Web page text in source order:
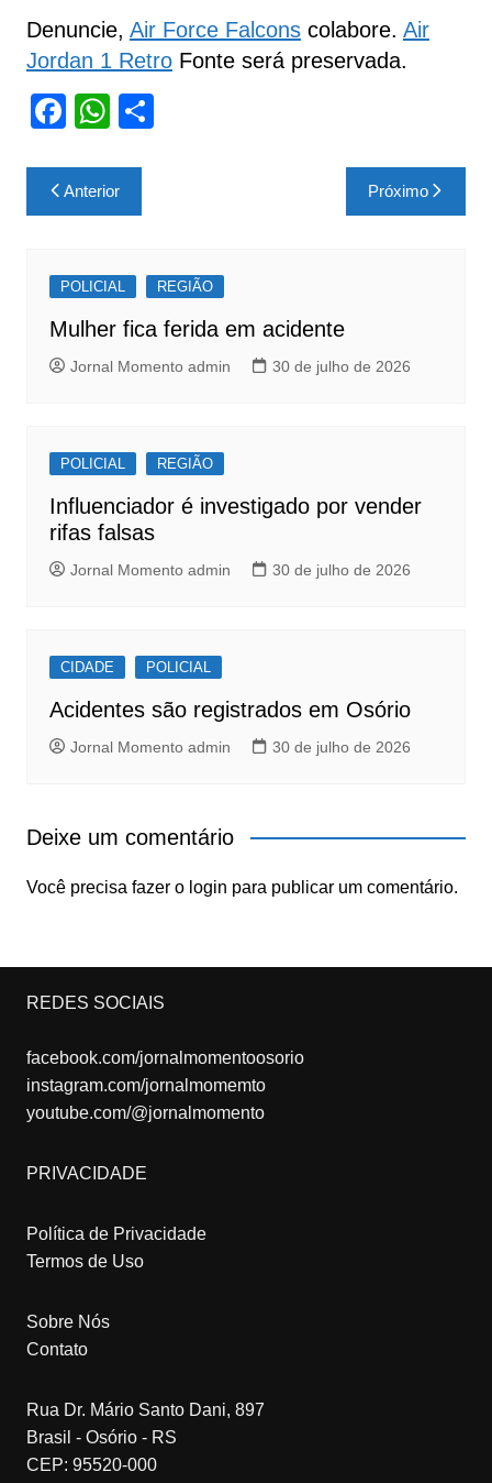
Denuncie, Air Force Falconscolabore. Air
Jordan 1 RetroFonte será preservada.
F
c
e
o
o
k
W
at
s
p
p
Navegação
de
Anterior Próximo
POLICIAL REGIÃO
Mulher fica ferida em acidente
Jornal Momento admin 30 de julho de 2026
POLICIAL REGIÃO
Influenciador é investigado por vender
rifas falsas
Jornal Momento admin 30 de julho de 2026
CIDADE POLICIAL
Acidentes são registrados em Osório
Jornal Momento admin 30 de julho de 2026
Deixe um comentário
Você precisa fazer o login para publicar um comentário.
REDES SOCIAIS
facebook.com/jornalmomentoosorio
instagram.com/jornalmomemto
youtube.com/@jornalmomento
PRIVACIDADE
Política de Privacidade
Termos de Uso
Sobre Nós
Contato
Rua Dr. Mário Santo Dani, 897
Brasil - Osório - RS
CEP: 95520-000